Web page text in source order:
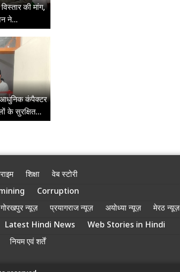
की मांग,
ने...
आधुनिक कंपैक्टर
के सुरक्षित...
शिक्षा वेब स्टोरी
Corruption
गोरखपुर न्यूज़ प्रयागराज न्यूज़ अयोध्या न्यूज़ मेरठ न्यूज़
Latest Hindi News Web Stories in Hindi
नियम एवं शर्तें